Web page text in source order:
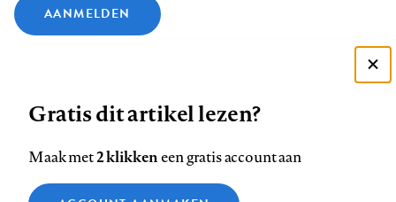
AANMELDEN
ons
op
ons
op
ons
op
ons
op
ons
op
ons
Contact Colofon Disclaimer Privacy
Zie onze cookie policy
Gratis dit artikel lezen?
Maak met2 klikkeneen gratis account aan